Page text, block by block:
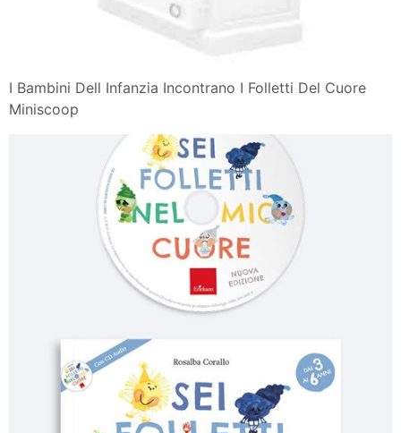
I Bambini Dell Infanzia Incontrano I Folletti Del Cuore
Miniscoop